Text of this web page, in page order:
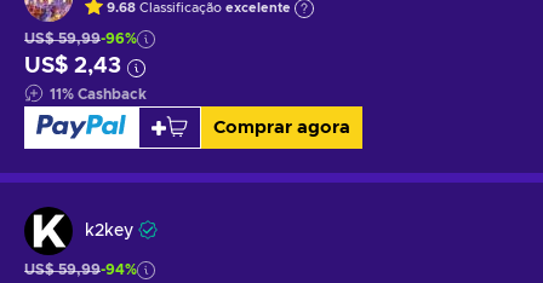
9.68 Classificação excelente
US$ 59,99-96%
US$ 2,43
11% Cashback
Comprar agora
k2key
US$ 59,99-94%